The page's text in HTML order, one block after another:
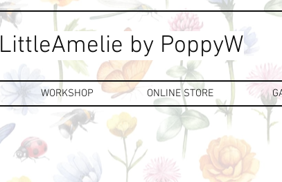
LittleAmelie by PoppyW
WORKSHOP ONLINE STORE